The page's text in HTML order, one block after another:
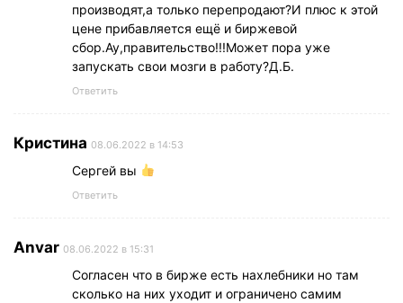
производят,а только перепродают?И плюс к этой
цене прибавляется ещё и биржевой
сбор.Ау,правительство!!!Может пора уже
запускать свои мозги в работу?Д.Б.
Ответить
Кристина 08.06.2022 в 14:53
Сергей вы
Ответить
Anvar 08.06.2022 в 15:31
Согласен что в бирже есть нахлебники но там
сколько на них уходит и ограничено самим